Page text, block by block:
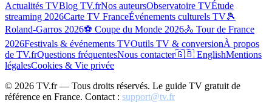
Actualités TVBlog TV.frNos auteursObservatoire TVÉtude
streaming 2026Carte TV FranceÉvénements culturels TV🎾
Roland-Garros 2026⚽ Coupe du Monde 2026🚴 Tour de France
2026Festivals & événements TVOutils TV & conversionÀ propos
de TV.frQuestions fréquentesNous contacter🇬🇧 EnglishMentions
légalesCookies & Vie privée
© 2026 TV.fr — Tous droits réservés. Le guide TV gratuit de
référence en France. Contact : support@tv.fr